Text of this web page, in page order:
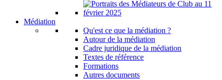
Médiation
Qu'est ce que la médiation ?
Autour de la médiation
Cadre juridique de la médiation
Textes de référence
Formations
Autres documents